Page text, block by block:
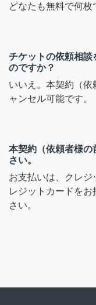
どなたも無料で何枚
チケットの依頼相談
のですか？
いいえ。本契約（依
ャンセル可能です。
本契約（依頼者様の
さい。
お支払いは、クレジ
レジットカードを
さい。